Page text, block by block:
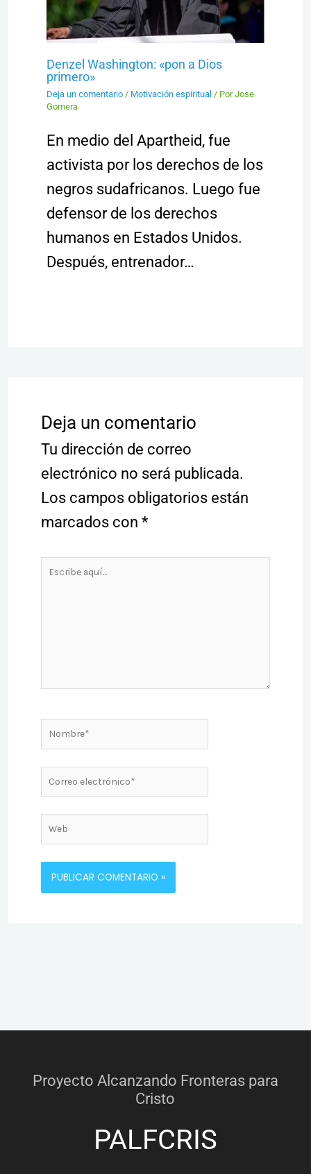
Denzel Washington: «pon a Dios
primero»
Deja un comentario / Motivación espiritual/ PorJose
Gomera
En medio del Apartheid, fue
activista por los derechos de los
negros sudafricanos. Luego fue
defensor de los derechos
humanos en Estados Unidos.
Después, entrenador…
Deja un comentario
Tu dirección de correo
electrónico no será publicada.
Los campos obligatorios están
marcados con *
Escribe
Nombre*
Correo
electrónico*
Web
Proyecto Alcanzando Fronteras para
Cristo
PALFCRIS